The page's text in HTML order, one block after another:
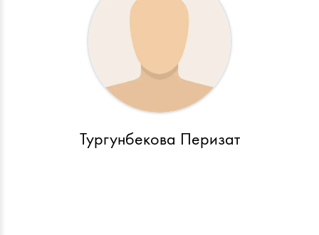
Тургунбекова Перизат